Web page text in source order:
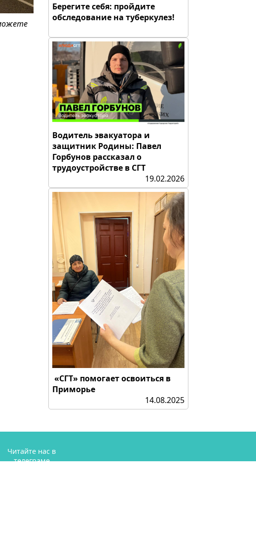
Берегите себя: пройдите
обследование на туберкулез!
Водитель эвакуатора и
защитник Родины: Павел
Горбунов рассказал о
трудоустройстве в СГТ
19.02.2026
«СГТ» помогает освоиться в
Приморье
14.08.2025
Читайте нас в
телеграме